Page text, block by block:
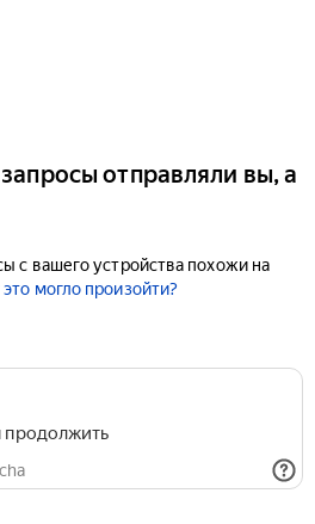
отправляли вы, а
с вашего устройства похожи на
могло произойти?